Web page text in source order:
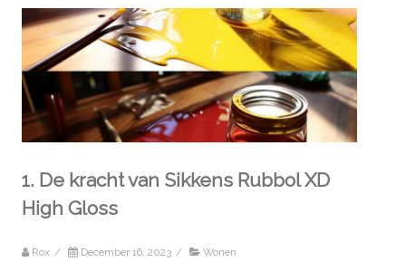
1. De kracht van Sikkens Rubbol XD
High Gloss
Rox / December 16, 2023 / Wonen